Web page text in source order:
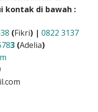
kontak di bawah :
(Fikri) | 0822 3137
3(Adelia)